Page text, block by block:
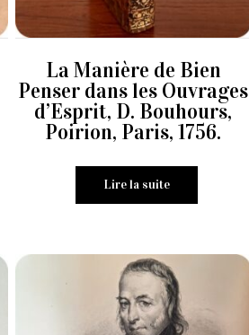
La Manière de Bien
Penser dans les Ouvrages
d’Esprit, D. Bouhours,
Poirion, Paris, 1756.
Lire la suite